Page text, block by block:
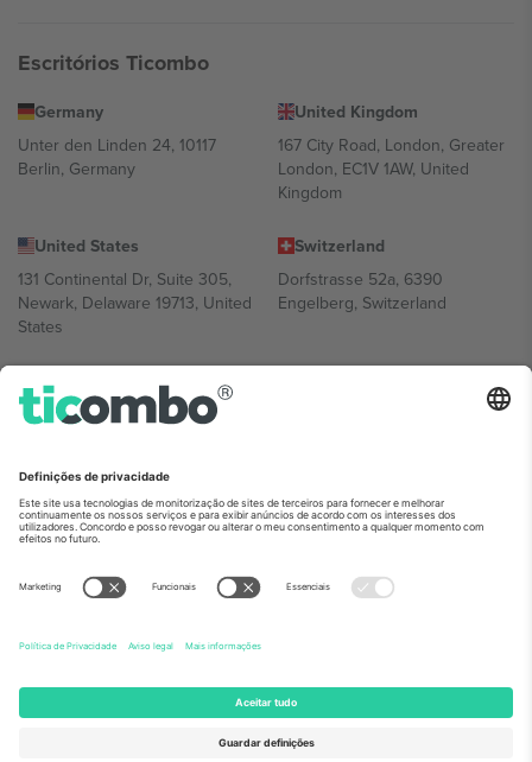
Escritórios Ticombo
Germany
Unter den Linden 24, 10117
Berlin, Germany
United Kingdom
167 City Road, London, Greater
London, EC1V 1AW, United
Kingdom
United States
131 Continental Dr, Suite 305,
Newark, Delaware 19713, United
States
Switzerland
Dorfstrasse 52a, 6390
Engelberg, Switzerland
Bulgaria
Regus Sofia City West, bul
UAE Dubai Silicon Oasis, DDP
Mexico
Av Chapultepec 360, Roma
Norte, Cuauhtémoc, 06700
Ciudad de México, CDMX,
dependendo da localização, evento e/ou domínio. Para mais
detalhes, consulte a página específica do evento,
© 2026 Ticombo. Todos os direitos reservados.